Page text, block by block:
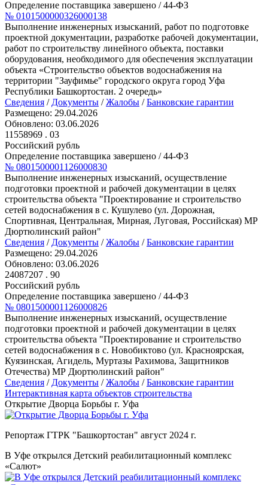
Определение поставщика завершено / 44-ФЗ
№ 0101500000326000138
Выполнение инженерных изысканий, работ по подготовке
проектной документации, разработке рабочей документации,
работ по строительству линейного объекта, поставки
оборудования, необходимого для обеспечения эксплуатации
объекта «Строительство объектов водоснабжения на
территории "Зауфимье" городского округа город Уфа
Республики Башкортостан. 2 очередь»
Сведения / Документы / Жалобы / Банковские гарантии
Размещено: 29.04.2026
Обновлено: 03.06.2026
11558969 . 03
Российский рубль
Определение поставщика завершено / 44-ФЗ
№ 0801500001126000830
Выполнение инженерных изысканий, осуществление
подготовки проектной и рабочей документации в целях
строительства объекта "Проектирование и строительство
сетей водоснабжения в с. Кушулево (ул. Дорожная,
Спортивная, Центральная, Мирная, Луговая, Российская) МР
Дюртюлинский район"
Сведения / Документы / Жалобы / Банковские гарантии
Размещено: 29.04.2026
Обновлено: 03.06.2026
24087207 . 90
Российский рубль
Определение поставщика завершено / 44-ФЗ
№ 0801500001126000826
Выполнение инженерных изысканий, осуществление
подготовки проектной и рабочей документации в целях
строительства объекта "Проектирование и строительство
сетей водоснабжения в с. Новобиктово (ул. Красноярская,
Куязинская, Агидель, Муртазы Рахимова, Защитников
Отечества) МР Дюртюлинский район"
Сведения / Документы / Жалобы / Банковские гарантии
Интерактивная карта объектов строительства
Открытие Дворца Борьбы г. Уфа
Репортаж ГТРК "Башкортостан" август 2024 г.
В Уфе открылся Детский реабилитационный комплекс
«Салют»